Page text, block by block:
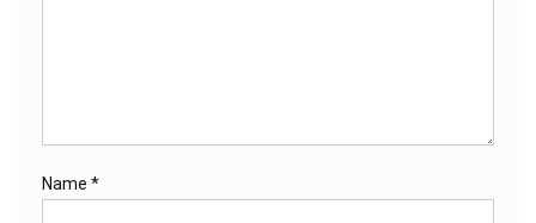
Name *